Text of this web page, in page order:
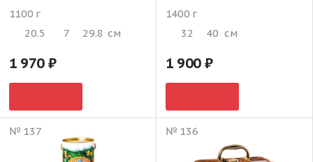
1100 г
20.5
7 29.8 см
1 970
1400 г
32
40 см
1 900
№ 137 № 136